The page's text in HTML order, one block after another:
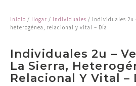
Inicio / Hogar / Individuales / Individuales 2u
heterogénea, relacional y vital – Día
Individuales 2u –
La Sierra,
Relacional Y Vital –